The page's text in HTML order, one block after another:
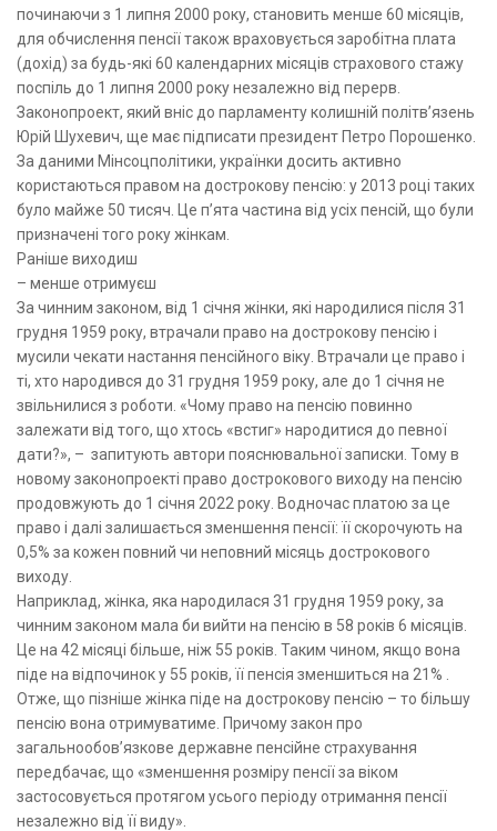
починаючи з 1 липня 2000 року, становить менше 60 місяців,
для обчислення пенсії також враховується заробітна плата
(дохід) за будь-які 60 календарних місяців страхового стажу
поспіль до 1 липня 2000 року незалежно від перерв.
Законопроект, який вніс до парламенту колишній політв’язень
Юрій Шухевич, ще має підписати президент Петро Порошенко.
За даними Мінсоцполітики, українки досить активно
користаються правом на дострокову пенсію: у 2013 році таких
було майже 50 тисяч. Це п’ята частина від усіх пенсій, що були
призначені того року жінкам.
Раніше виходиш
– менше отримуєш
За чинним законом, від 1 січня жінки, які народилися після 31
грудня 1959 року, втрачали право на дострокову пенсію і
мусили чекати настання пенсійного віку. Втрачали це право і
ті, хто народився до 31 грудня 1959 року, але до 1 січня не
звільнилися з роботи. «Чому право на пенсію повинно
залежати від того, що хтось «встиг» народитися до певної
дати?», – запитують автори пояснювальної записки. Тому в
новому законопроекті право дострокового виходу на пенсію
продовжують до 1 січня 2022 року. Водночас платою за це
право і далі залишається зменшення пенсії: її скорочують на
0,5% за кожен повний чи неповний місяць дострокового
виходу.
Наприклад, жінка, яка народилася 31 грудня 1959 року, за
чинним законом мала би вийти на пенсію в 58 років 6 місяців.
Це на 42 місяці більше, ніж 55 років. Таким чином, якщо вона
піде на відпочинок у 55 років, її пенсія зменшиться на 21% .
Отже, що пізніше жінка піде на дострокову пенсію – то більшу
пенсію вона отримуватиме. Причому закон про
загальнообов’язкове державне пенсійне страхування
передбачає, що «зменшення розміру пенсії за віком
застосовується протягом усього періоду отримання пенсії
незалежно від її виду».